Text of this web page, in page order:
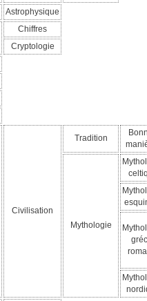
Astrophysique
Chiffres
Cryptologie
Civilisation
Tradition
Mythologie